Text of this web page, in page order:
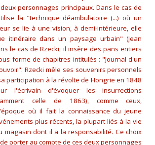
personnages principaux. Dans le cas de
la "technique déambulatoire (...) où un
se lie à une vision, à demi-intérieure, elle
itinéraire dans un paysage urbain" (Jean
le cas de Rzecki, il insère des pans entiers
forme de chapitres intitulés : "Journal d'un
Rzecki mêle ses souvenirs personnels
participation à la révolte de Hongrie en 1848
l'écrivain d'évoquer les insurrections
celle de 1863), comme ceux,
où il fait la connaissance du jeune
plus récents, la plupart liés à la vie
magasin dont il a la responsabilité. Ce choix
porter au compte de ces deux personnages